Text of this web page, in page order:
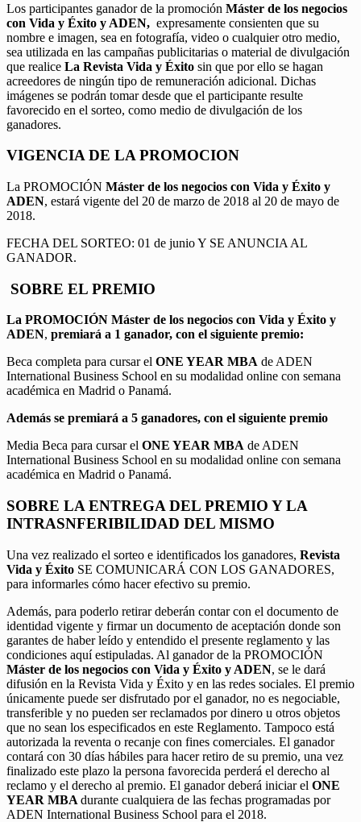
Los participantes ganador de la promoción Máster de los negocios
con Vida y Éxito y ADEN, expresamente consienten que su
nombre e imagen, sea en fotografía, video o cualquier otro medio,
sea utilizada en las campañas publicitarias o material de divulgación
que realice La Revista Vida y Éxito sin que por ello se hagan
acreedores de ningún tipo de remuneración adicional. Dichas
imágenes se podrán tomar desde que el participante resulte
favorecido en el sorteo, como medio de divulgación de los
ganadores.
VIGENCIA DE LA PROMOCION
La PROMOCIÓN Máster de los negocios con Vida y Éxito y
ADEN, estará vigente del 20 de marzo de 2018 al 20 de mayo de
2018.
FECHA DEL SORTEO: 01 de junio Y SE ANUNCIA AL
GANADOR.
SOBRE EL PREMIO
La PROMOCIÓN Máster de los negocios con Vida y Éxito y
ADEN, premiará a 1 ganador, con el siguiente premio:
Beca completa para cursar el ONE YEAR MBA de ADEN
International Business School en su modalidad online con semana
académica en Madrid o Panamá.
Además se premiará a 5 ganadores, con el siguiente premio
Media Beca para cursar el ONE YEAR MBA de ADEN
International Business School en su modalidad online con semana
académica en Madrid o Panamá.
SOBRE LA ENTREGA DEL PREMIO Y LA
INTRASNFERIBILIDAD DEL MISMO
Una vez realizado el sorteo e identificados los ganadores, Revista
Vida y Éxito SE COMUNICARÁ CON LOS GANADORES,
para informarles cómo hacer efectivo su premio.
Además, para poderlo retirar deberán contar con el documento de
identidad vigente y firmar un documento de aceptación donde son
garantes de haber leído y entendido el presente reglamento y las
condiciones aquí estipuladas. Al ganador de la PROMOCIÓN
Máster de los negocios con Vida y Éxito y ADEN, se le dará
difusión en la Revista Vida y Éxito y en las redes sociales. El premio
únicamente puede ser disfrutado por el ganador, no es negociable,
transferible y no pueden ser reclamados por dinero u otros objetos
que no sean los especificados en este Reglamento. Tampoco está
autorizada la reventa o recanje con fines comerciales. El ganador
contará con 30 días hábiles para hacer retiro de su premio, una vez
finalizado este plazo la persona favorecida perderá el derecho al
reclamo y el derecho al premio. El ganador deberá iniciar el ONE
YEAR MBA durante cualquiera de las fechas programadas por
ADEN International Business School para el 2018.